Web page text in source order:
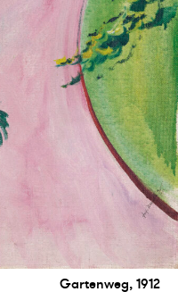
Gartenweg, 1912